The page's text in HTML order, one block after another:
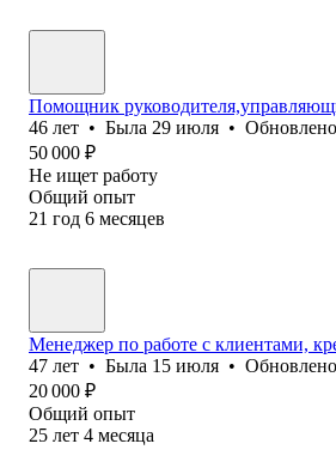
Помощник
46 лет • Была 29 июля • Обновлено
50 000 ₽
Не ищет работу
Общий опыт
21 год 6 месяцев
Менеджер по работе с клиентами,
47 лет • Была 15 июля • Обновлено
20 000 ₽
Общий опыт
25 лет 4 месяца